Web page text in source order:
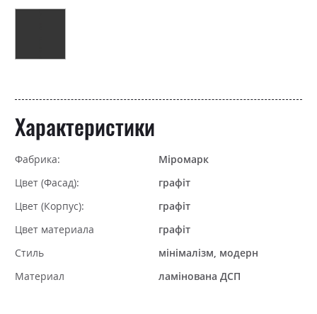
Характеристики
Фабрика:
Міромарк
Цвет (Фасад):
графіт
Цвет (Корпус):
графіт
Цвет материала
графіт
Стиль
мінімалізм, модерн
Материал
ламінована ДСП